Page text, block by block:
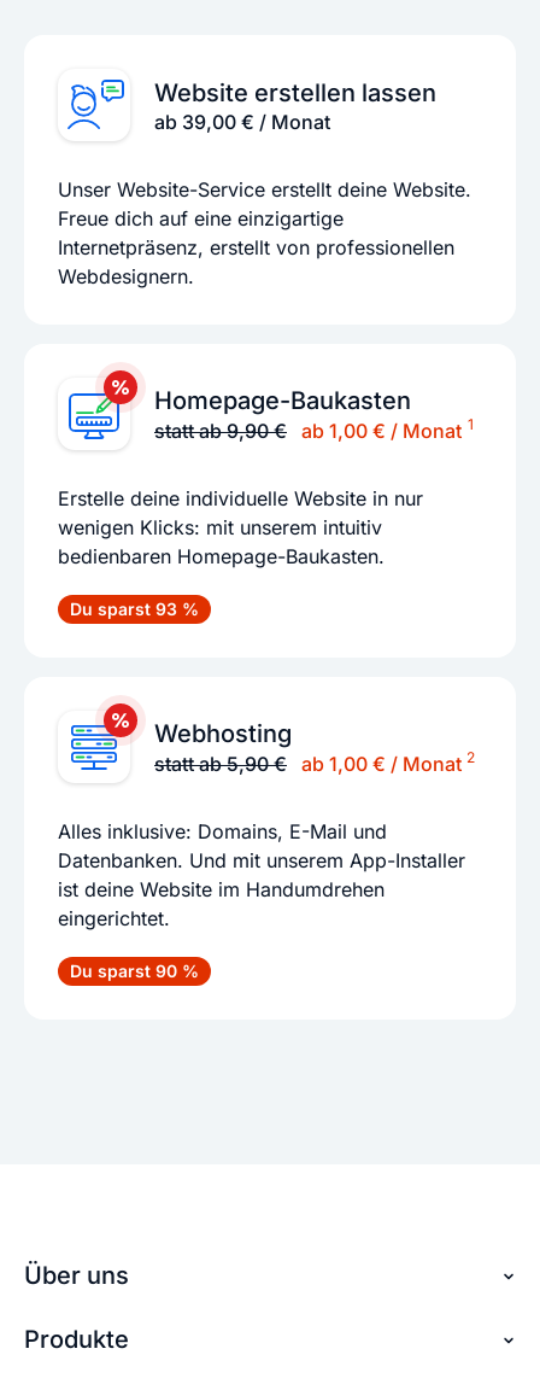
Website erstellen lassen
ab 39,00 € / Monat
Unser Website-Service erstellt deine Website.
Freue dich auf eine einzigartige
Internetpräsenz, erstellt von professionellen
Webdesignern.
Homepage-Baukasten
statt ab 9,90 € ab 1,00 € / Monat 1
Erstelle deine individuelle Website in nur
wenigen Klicks: mit unserem intuitiv
bedienbaren Homepage-Baukasten.
Du sparst 93 %
Webhosting
statt ab 5,90 € ab 1,00 € / Monat 2
Alles inklusive: Domains, E-Mail und
Datenbanken. Und mit unserem App-Installer
ist deine Website im Handumdrehen
eingerichtet.
Du sparst 90 %
Über uns
Über checkdomain
Produkte